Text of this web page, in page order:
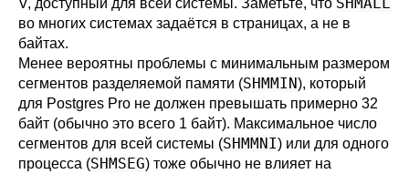
V, доступный для всей системы. Заметьте, что
во многих системах задаётся в страницах, а не в
байтах.
Менее вероятны проблемы с минимальным размером
сегментов разделяемой памяти (SHMMIN), который
для Postgres Pro не должен превышать примерно 32
байт (обычно это всего 1 байт). Максимальное число
сегментов для всей системы (SHMMNI) или для одного
процесса (SHMSEG) тоже обычно не влияет на